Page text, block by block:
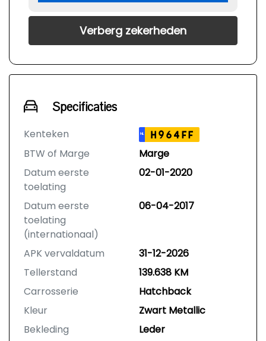
Verberg zekerheden
Specificaties
Kenteken NL H964FF
BTW of Marge
Marge
Datum eerste
toelating
02-01-2020
Datum eerste
toelating
(internationaal)
06-04-2017
APK vervaldatum
31-12-2026
Tellerstand
139.638 KM
Carrosserie
Hatchback
Kleur
Zwart Metallic
Bekleding
Leder